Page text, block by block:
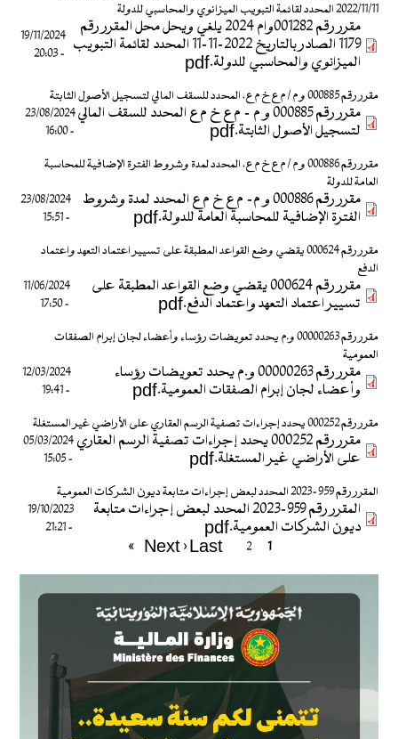
2022/11/11 المحدد لقائمة التبويب الميزانوي والمحاسبي للدولة
مقرر رقم 001282وام 2024 يلغي ويحل محل المقرر رقم
1179 الصادر بالتاريخ 2022-11-11 المحدد لقائمة التبويب
الميزانوي والمحاسبي للدولة.pdf
19/11/2024
- 20:03
مقرر رقم 000885 و م / م ع خ م ع، المحدد للسقف المالي لتسجيل الأصول الثابتة
مقرر رقم 000885 و م - م ع خ م ع المحدد للسقف المالي
لتسجيل الأصول الثابتة.pdf
23/08/2024
- 16:00
مقرر رقم 000886 و م / م ع خ م ع، المحدد لمدة وشروط الفترة الإضافية للمحاسبة
العامة للدولة
مقرر رقم 000886 و م- م ع خ م ع المحدد لمدة وشروط
الفترة الإضافية للمحاسبة العامة للدولة.pdf
23/08/2024
- 15:51
مقرر رقم 000624 يقضي وضع القواعد المطبقة على تسيير اعتماد التعهد واعتماد
الدفع
مقرر رقم 000624 يقضي وضع القواعد المطبقة على
تسيير اعتماد التعهد واعتماد الدفع.pdf
11/06/2024
- 17:50
مقرر رقم 00000263 و.م يحدد تعويضات رؤساء وأعضاء لجان إبرام الصفقات
العمومية
مقرر رقم 00000263 و.م يحدد تعويضات رؤساء
وأعضاء لجان إبرام الصفقات العمومية.pdf
12/03/2024
- 19:41
مقرر رقم 000252 يحدد إجراءات تصفية الرسم العقاري على الأراضي غير المستغلة
مقرر رقم 000252 يحدد إجراءات تصفية الرسم العقاري
على الأراضي غير المستغلة.pdf
05/03/2024
- 15:05
المقرر رقم 959-2023 المحدد لبعض إجراءات متابعة ديون الشركات العمومية
المقرر رقم 959-2023 المحدد لبعض إجراءات متابعة
ديون الشركات العمومية.pdf
19/10/2023
- 21:21
Current1 الصفحة
2
الصفحةNext ›
Last Last »